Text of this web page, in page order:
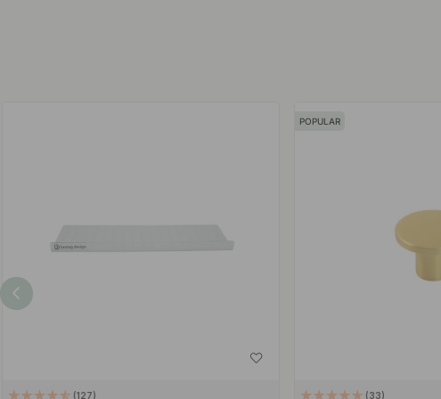
127
POPULAR
33